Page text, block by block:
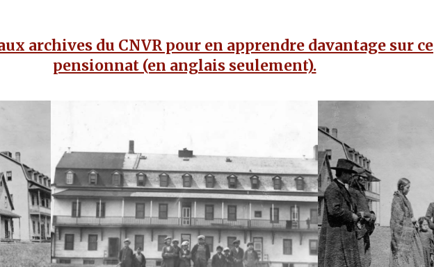
archives du CNVR pour en apprendre davantage sur ce
pensionnat (en anglais seulement).